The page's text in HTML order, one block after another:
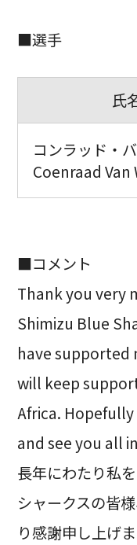
■選手
氏
コンラッド・
Coenraad Van
■コメント
Thank you very
Shimizu Blue
have supported
will keep
Africa.
and see you all
長年にわたり私
シャークスの皆
り感謝申し上げ